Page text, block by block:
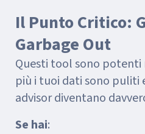
Il Punto Critico:
Garbage Out
Questi tool sono potenti
più i tuoi dati sono puliti
advisor diventano
Se hai: